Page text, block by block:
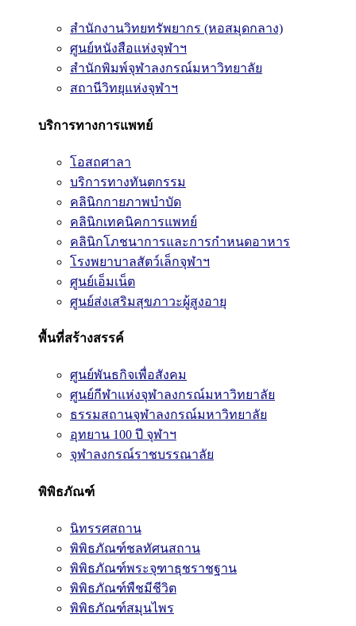
สำนักงานวิทยทรัพยากร (หอสมุดกลาง)
ศูนย์หนังสือแห่งจุฬาฯ
สำนักพิมพ์จุฬาลงกรณ์มหาวิทยาลัย
สถานีวิทยุแห่งจุฬาฯ
บริการทางการแพทย์
โอสถศาลา
บริการทางทันตกรรม
คลินิกกายภาพบำบัด
คลินิกเทคนิคการแพทย์
คลินิกโภชนาการและการกำหนดอาหาร
โรงพยาบาลสัตว์เล็กจุฬาฯ
ศูนย์เอ็มเน็ต
ศูนย์ส่งเสริมสุขภาวะผู้สูงอายุ
พื้นที่สร้างสรรค์
ศูนย์พันธกิจเพื่อสังคม
ศูนย์กีฬาแห่งจุฬาลงกรณ์มหาวิทยาลัย
ธรรมสถานจุฬาลงกรณ์มหาวิทยาลัย
อุทยาน 100 ปี จุฬาฯ
จุฬาลงกรณ์ราชบรรณาลัย
พิพิธภัณฑ์
นิทรรศสถาน
พิพิธภัณฑ์ชลทัศนสถาน
พิพิธภัณฑ์พระจุฑาธุชราชฐาน
พิพิธภัณฑ์พืชมีชีวิต
พิพิธภัณฑ์สมุนไพร